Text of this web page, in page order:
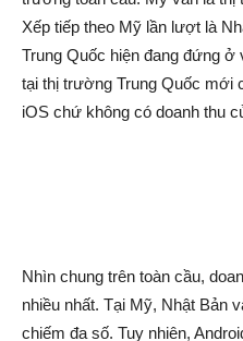
Xếp tiếp theo Mỹ lần lượt là
Trung Quốc hiện đang đứng
tại thị trường Trung Quốc mới
iOS chứ không có doanh thu
Nhìn chung trên toàn cầu,
nhiều nhất. Tại Mỹ, Nhật Bản
chiếm đa số. Tuy nhiên,